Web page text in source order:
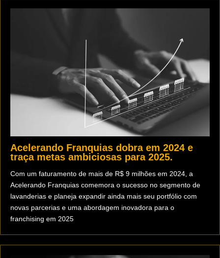
Acelerando Franquias dobra em 2024 e
traça metas ambiciosas para 2025.
Com um faturamento de mais de R$ 9 milhões em 2024, a
Acelerando Franquias comemora o sucesso no segmento de
lavanderias e planeja expandir ainda mais seu portfólio com
novas parcerias e uma abordagem inovadora para o
franchising em 2025